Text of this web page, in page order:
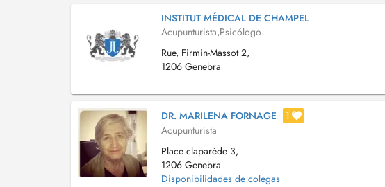
INSTITUT MÉDICAL DE CHAMPEL
Acupunturista,Psicólogo
Rue, Firmin-Massot 2,
1206 Genebra
DR. MARILENA FORNAGE 1
Acupunturista
Place claparède 3,
1206 Genebra
Disponibilidades de colegas